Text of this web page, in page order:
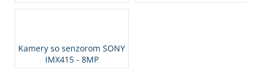
Kamery so senzorom SONY
IMX415 - 8MP
á
?